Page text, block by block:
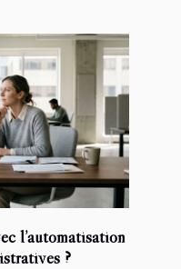
l’automatisation
?